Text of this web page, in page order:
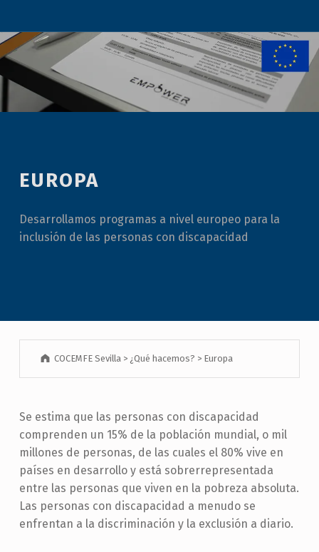
EUROPA
Desarrollamos programas a nivel europeo para la
inclusión de las personas con discapacidad
COCEMFE Sevilla > ¿Qué hacemos? > Europa
Se estima que las personas con discapacidad
comprenden un 15% de la población mundial, o mil
millones de personas, de las cuales el 80% vive en
países en desarrollo y está sobrerrepresentada
entre las personas que viven en la pobreza absoluta.
Las personas con discapacidad a menudo se
enfrentan a la discriminación y la exclusión a diario.